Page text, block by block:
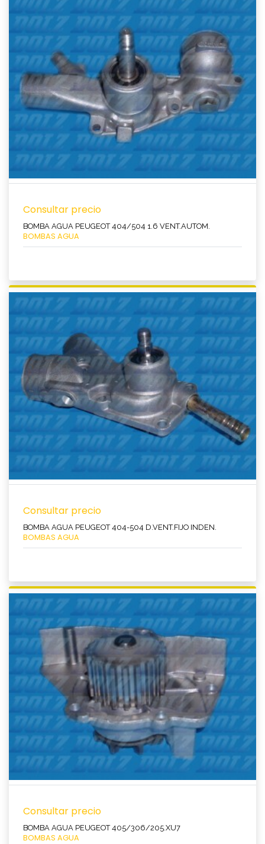
Ver producto
Consultar precio
BOMBA AGUA PEUGEOT 404/504 1.6 VENT.AUTOM.
BOMBAS AGUA
Ver producto
Consultar precio
BOMBA AGUA PEUGEOT 404-504 D.VENT.FIJO INDEN.
BOMBAS AGUA
Ver producto
Consultar precio
BOMBA AGUA PEUGEOT 405/306/205.XU7
BOMBAS AGUA